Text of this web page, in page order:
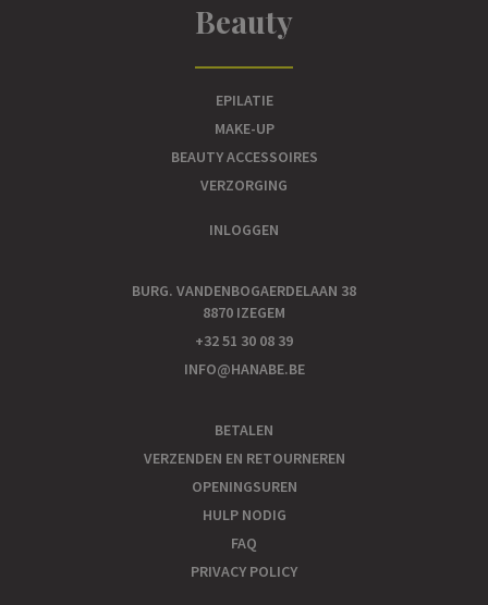
Beauty
EPILATIE
MAKE-UP
BEAUTY ACCESSOIRES
VERZORGING
INLOGGEN
BURG. VANDENBOGAERDELAAN 38
8870 IZEGEM
+32 51 30 08 39
INFO@HANABE.BE
BETALEN
VERZENDEN EN RETOURNEREN
OPENINGSUREN
HULP NODIG
FAQ
PRIVACY POLICY